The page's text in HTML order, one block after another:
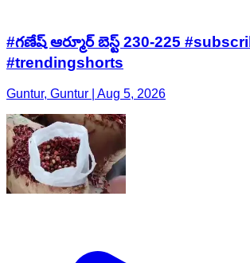
#గణేష్ ఆర్మూర్ బెస్ట్ 230-225
#trendingshorts
Guntur, Guntur | Aug 5, 2026